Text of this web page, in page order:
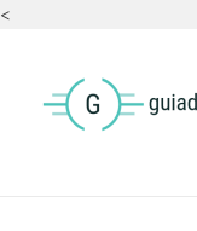
<